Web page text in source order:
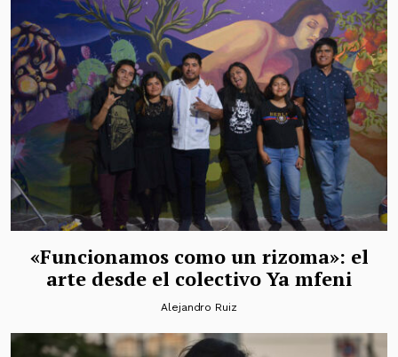
«Funcionamos como un rizoma»: el
arte desde el colectivo Ya mfeni
Alejandro Ruiz